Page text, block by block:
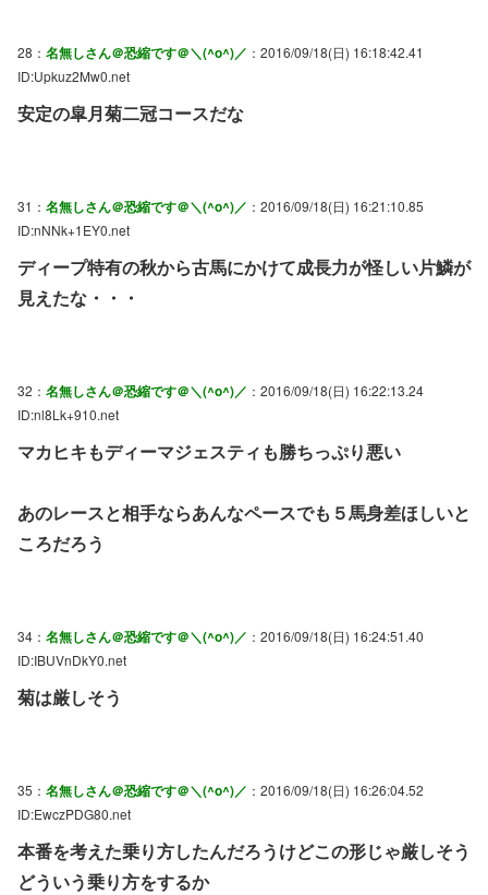
28： 名無しさん＠恐縮です＠＼(^o^)／ ：2016/09/18(日) 16:18:42.41
ID:Upkuz2Mw0.net
安定の皐月菊二冠コースだな
31： 名無しさん＠恐縮です＠＼(^o^)／ ：2016/09/18(日) 16:21:10.85
ID:nNNk+1EY0.net
ディープ特有の秋から古馬にかけて成長力が怪しい片鱗が
見えたな・・・
32： 名無しさん＠恐縮です＠＼(^o^)／ ：2016/09/18(日) 16:22:13.24
ID:nl8Lk+910.net
マカヒキもディーマジェスティも勝ちっぷり悪い
あのレースと相手ならあんなペースでも５馬身差ほしいと
ころだろう
34： 名無しさん＠恐縮です＠＼(^o^)／ ：2016/09/18(日) 16:24:51.40
ID:IBUVnDkY0.net
菊は厳しそう
35： 名無しさん＠恐縮です＠＼(^o^)／ ：2016/09/18(日) 16:26:04.52
ID:EwczPDG80.net
本番を考えた乗り方したんだろうけどこの形じゃ厳しそう
どういう乗り方をするか